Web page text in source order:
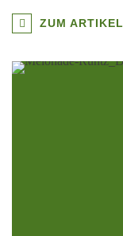
ZUM ARTIKEL